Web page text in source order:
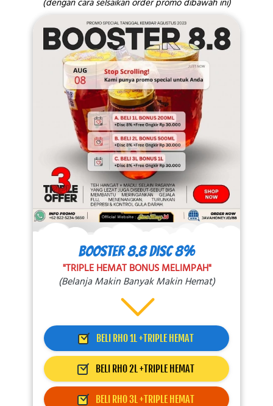
(dengan cara selsaikan order promo dibawah ini)
BOOSTER 8.8 DISC 8%
"TRIPLE HEMAT BONUS MELIMPAH"
(Belanja Makin Banyak Makin Hemat)
` BELI RHO 1L +TRIPLE HEMAT
` BELI RHO 2L +TRIPLE HEMAT
` BELI RHO 3L +TRIPLE HEMAT